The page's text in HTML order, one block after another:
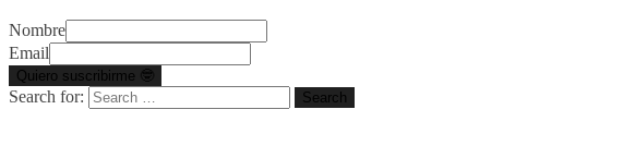
Nombre
Email
Search for: